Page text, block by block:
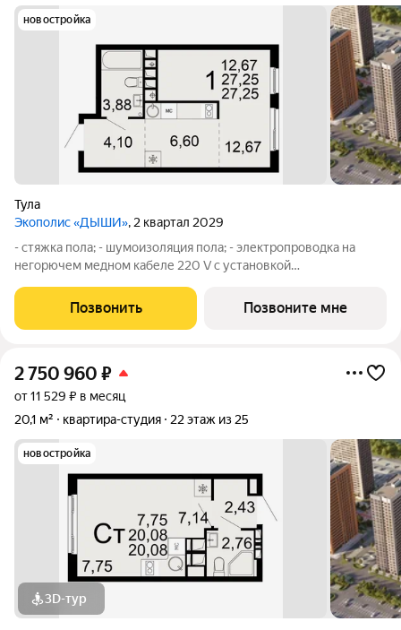
новостройка
Тула
Экополис «ДЫШИ», 2 квартал 2029
- стяжка пола; - шумоизоляция пола; - электропроводка на
негорючем медном кабеле 220 V с установкой
лестничной площадке и распределительного щита в квартире,
с разводкой по квартире согласно
Позвонить Позвоните мне
2 750 960 ₽
от 11 529 ₽ в месяц
20,1 м²
квартира-студия 22 этаж из 25
новостройка
3D-тур